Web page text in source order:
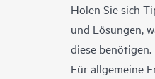
Holen Sie sich
und Lösungen,
diese benötigen.
Für allgemeine